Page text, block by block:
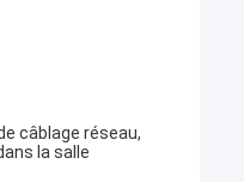
câblage réseau,
la salle